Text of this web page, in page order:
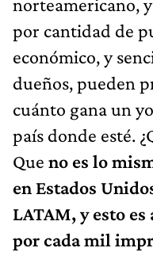
norteamericano,
por cantidad de
económico, y
dueños, pueden
cuánto gana un
país donde esté.
Que no es lo
en Estados
LATAM, y esto
por cada mil